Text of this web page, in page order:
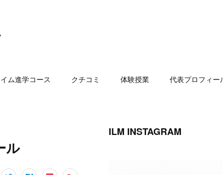
ム進学コース クチコミ 体験授業 代表プロフィー
ル
ILM INSTAGRAM